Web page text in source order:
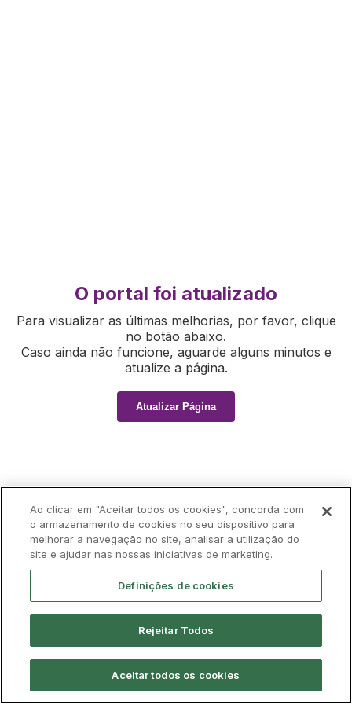
O portal foi atualizado
Para visualizar as últimas melhorias, por favor, clique
no botão abaixo.
Caso ainda não funcione, aguarde alguns minutos e
atualize a página.
Atualizar Página
Ao clicar em "Aceitar todos os cookies", concorda com
o armazenamento de cookies no seu dispositivo para
melhorar a navegação no site, analisar a utilização do
site e ajudar nas nossas iniciativas de marketing.
Definições de cookies
Rejeitar Todos
Aceitar todos os cookies